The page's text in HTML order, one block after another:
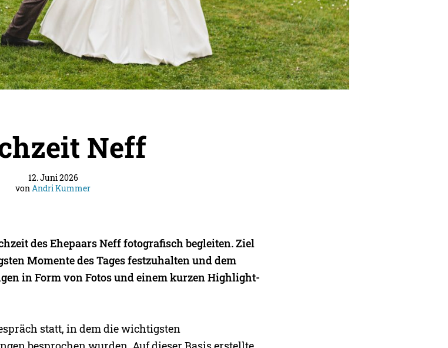
Neff
12. Juni 2026
vonAndri Kummer
des Ehepaars Neff fotografisch begleiten. Ziel
Momente des Tages festzuhalten und dem
in Form von Fotos und einem kurzen Highlight-
statt, in dem die wichtigsten